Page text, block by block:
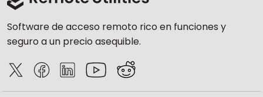
Software de acceso remoto rico en funciones y
seguro a un precio asequible.